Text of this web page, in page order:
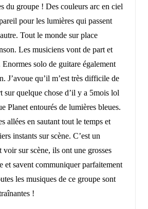
du groupe ! Des couleurs arc en ciel
pour les lumières qui passent
Tout le monde sur place
Les musiciens vont de part et
Enormes solo de guitare également
J’avoue qu’il m’est très difficile de
sur quelque chose d’il y a 5mois lol
Planet entourés de lumières bleues.
allées en sautant tout le temps et
instants sur scène. C’est un
voir sur scène, ils ont une grosses
et savent communiquer parfaitement
les musiques de ce groupe sont
!